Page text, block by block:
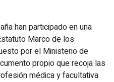
han participado en una
Marco de los
por el Ministerio de
propio que recoja las
médica y facultativa.